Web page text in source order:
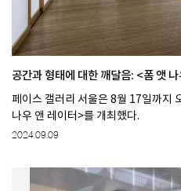
공간과 형태에 대한 깨달음: <폼 앳
페이스 갤러리 서울은 8월 17일까지
나우 앤 레이터>를 개최했다.
2024.09.09